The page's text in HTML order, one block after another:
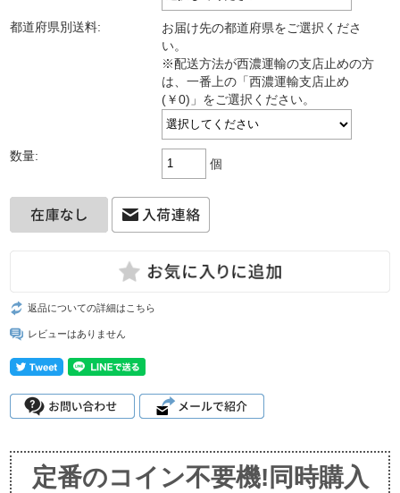
都道府県別送料:
お届け先の都道府県をご選択くださ
い。
※配送方法が西濃運輸の支店止めの方
は、一番上の「西濃運輸支店止め
(￥0)」をご選択ください。
数量:
個
返品についての詳細はこちら
レビューはありません
定番のコイン不要機!同時購入